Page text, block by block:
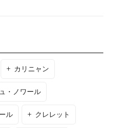
カリニャン
・ノワール
ル クレレット